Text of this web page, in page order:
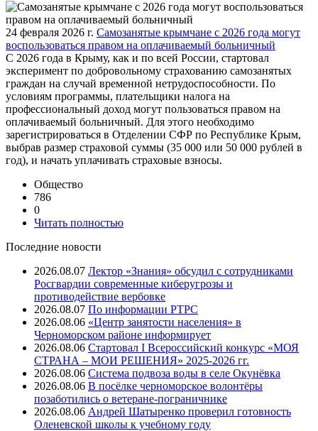
24 февраля 2026 г. Самозанятые крымчане с 2026 года могут
воспользоваться правом на оплачиваемый больничный
С 2026 года в Крыму, как и по всей России, стартовал
эксперимент по добровольному страхованию самозанятых
граждан на случай временной нетрудоспособности. По
условиям программы, плательщики налога на
профессиональный доход могут пользоваться правом на
оплачиваемый больничный. Для этого необходимо
зарегистрироваться в Отделении СФР по Республике Крым,
выбрав размер страховой суммы (35 000 или 50 000 рублей в
год), и начать уплачивать страховые взносы.
Общество
786
0
Читать полностью
Последние новости
2026.08.07 Лектор «Знания» обсудил с сотрудниками
Росгвардии современные киберугрозы и
противодействие вербовке
2026.08.07 ⁠По информации РТРС
2026.08.06 «Центр занятости населения» в
Черноморском районе информирует
2026.08.06 Стартовал I Всероссийский конкурс «МОЯ
СТРАНА – МОИ РЕШЕНИЯ» 2025-2026 гг.
2026.08.06 Система подвоза воды в селе Окунёвка
2026.08.06 В посёлке черноморское волонтёры
позаботились о ветеране-пограничнике
2026.08.06 Андрей Шатыренко проверил готовность
Оленевской школы к учебному году